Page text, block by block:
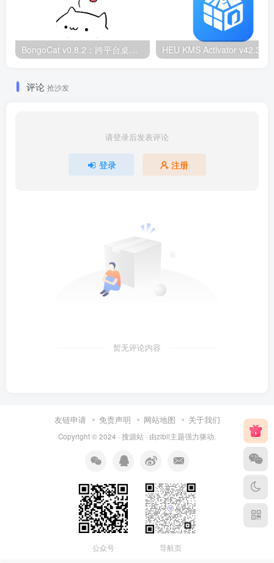
评论 抢沙发
请登录后发表评论
登录 注册
暂无评论内容
友链申请 免责声明 网站地图 关于我们
Copyright © 2024 · 搜源站 · 由zibll主题强力驱动.
公众号 导航页